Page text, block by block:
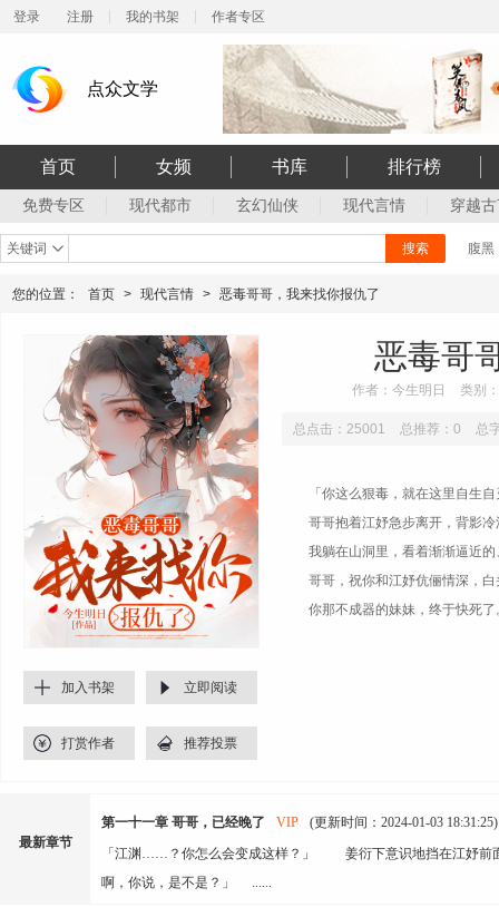
登录 注册 我的书架 作者专区
点众文学
首页 女频 书库 排行榜
免费专区 现代都市 玄幻仙侠 现代言情 穿越
关键词 搜索 腹黑
您的位置： 首页 > 现代言情 > 恶毒哥哥，我来找你报仇了
加入书架 立即阅读
打赏作者 推荐投票
恶毒哥
作者：今生明日 类别
总点击：25001 总推荐：0 总
「你这么狠毒，就在这里自生
哥哥抱着江妤急步离开，背影冷
我躺在山洞里，看着渐渐逼近的
哥哥，祝你和江妤伉俪情深，白
你那不成器的妹妹，终于快死了
最新章节
第一十一章 哥哥，已经晚了 VIP
(更新时间：2024-01-03 18:31:25)
「江渊……？你怎么会变成这样？」 姜衍下意识地挡在江妤
啊，你说，是不是？」 ......